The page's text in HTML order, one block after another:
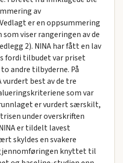
av
er en oppsummering
viser rangeringen av de
2). NINA har fått en lav
fordi tilbudet var priset
andre tilbyderne. På
best av de tre
som var
er vurdert særskilt,
under overskriften
er tildelt lavest
skyldes en svakere
knyttet til